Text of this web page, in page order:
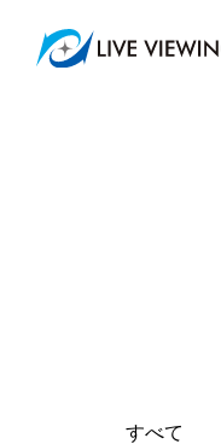
すべて